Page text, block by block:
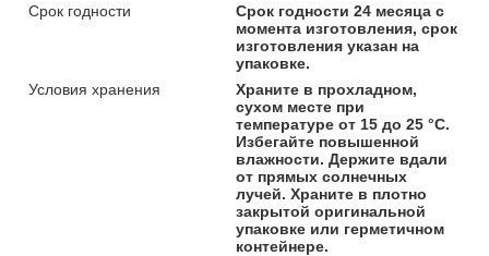
Срок годности
Срок годности 24 месяца с
момента изготовления, срок
изготовления указан на
упаковке.
Условия хранения
Храните в прохладном,
сухом месте при
температуре от 15 до 25 °С.
Избегайте повышенной
влажности. Держите вдали
от прямых солнечных
лучей. Храните в плотно
закрытой оригинальной
упаковке или герметичном
контейнере.